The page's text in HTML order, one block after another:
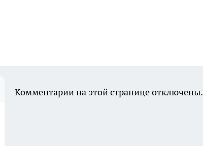
Комментарии на этой странице отключены.